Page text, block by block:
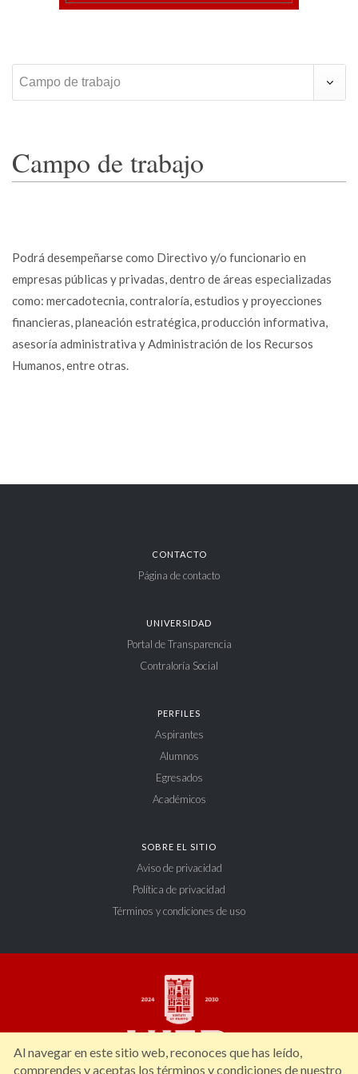
Campo de trabajo
Campo de trabajo
Podrá desempeñarse como Directivo y/o funcionario en
empresas públicas y privadas, dentro de áreas especializadas
como: mercadotecnia, contraloría, estudios y proyecciones
financieras, planeación estratégica, producción informativa,
asesoría administrativa y Administración de los Recursos
Humanos, entre otras.
CONTACTO
Página de contacto
UNIVERSIDAD
Portal de Transparencia
Contraloría Social
PERFILES
Aspirantes
Alumnos
Egresados
Académicos
SOBRE EL SITIO
Aviso de privacidad
Política de privacidad
Términos y condiciones de uso
Al navegar en este sitio web, reconoces que has leído,
comprendes y aceptas los términos y condiciones de nuestro